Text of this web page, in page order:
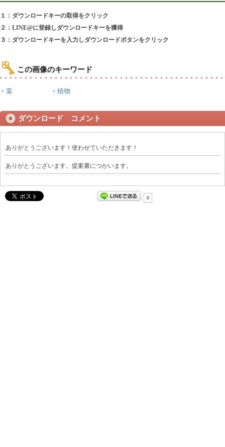
１：ダウンロードキーの取得をクリック
２：LINE@に登録しダウンロードキーを獲得
３：ダウンロードキーを入力しダウンロードボタンをクリック
この画像のキーワード
葉 植物
ダウンロード コメント
ありがとうございます！使わせていただきます！
ありがとうございます。提案書につかいます。
0